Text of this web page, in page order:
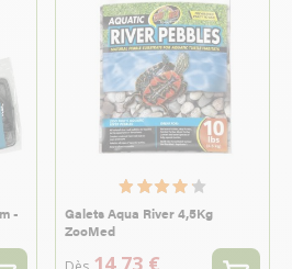
-
Galets Aqua River 4,5Kg
ZooMed
14,73 €